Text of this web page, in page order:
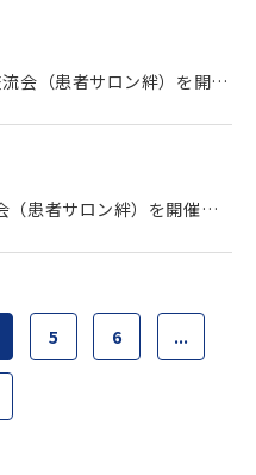
患者サロン絆）を開催します
サロン絆）を開催します。
5 6 ...